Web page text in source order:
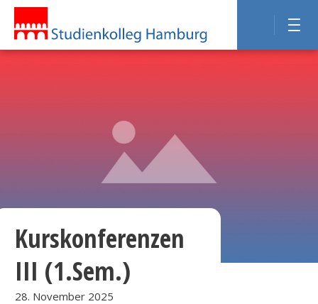
Kurskonferenzen
III (1.Sem.)
28. November 2025